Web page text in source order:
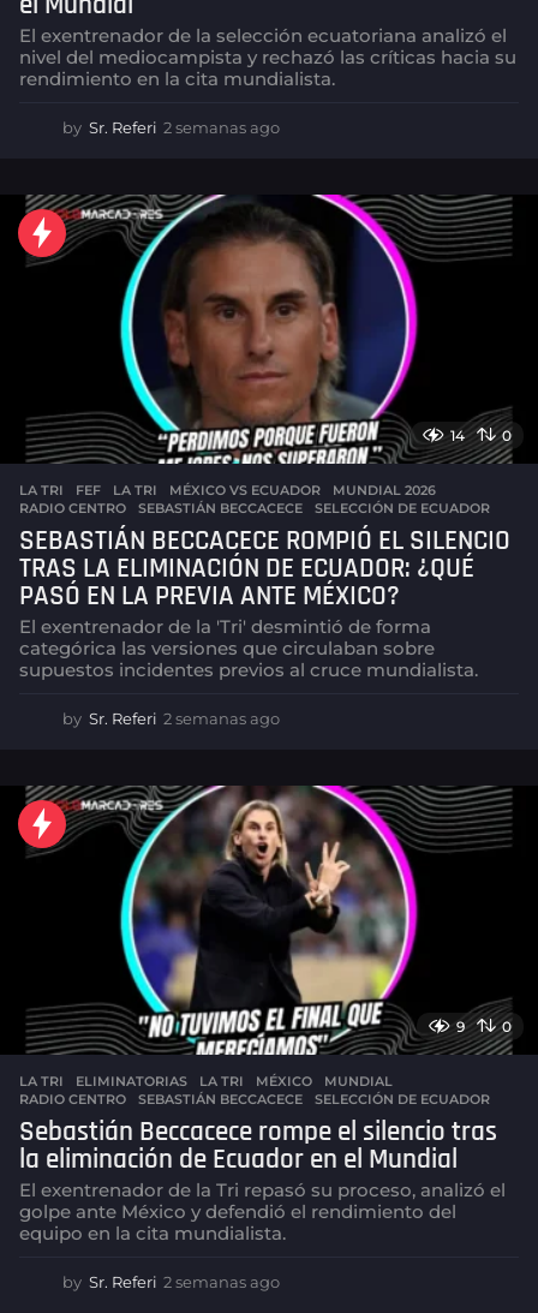
El exentrenador de la selección ecuatoriana analizó el
nivel del mediocampista y rechazó las críticas hacia su
rendimiento en la cita mundialista.
by Sr. Referi 2 semanas ago
a
n
s
a
g
14 0
LA TRI FEF ,LA TRI ,MÉXICO VS ECUADOR ,MUNDIAL 2026
RADIO CENTRO
,SEBASTIÁN BECCACECE ,SELECCIÓN DE ECUADOR
SEBASTIÁN BECCACECE ROMPIÓ EL SILENCIO
TRAS LA ELIMINACIÓN DE ECUADOR: ¿QUÉ
PASÓ EN LA PREVIA ANTE MÉXICO?
El exentrenador de la 'Tri' desmintió de forma
categórica las versiones que circulaban sobre
supuestos incidentes previos al cruce mundialista.
by Sr. Referi 2 semanas ago
m
a
n
a
s
o
9 0
LA TRI ELIMINATORIAS ,LA TRI ,MÉXICO ,MUNDIAL
RADIO CENTRO
,SEBASTIÁN BECCACECE ,SELECCIÓN DE ECUADOR
Sebastián Beccacece rompe el silencio tras
la eliminación de Ecuador en el Mundial
El exentrenador de la Tri repasó su proceso, analizó el
golpe ante México y defendió el rendimiento del
equipo en la cita mundialista.
by Sr. Referi 2 semanas ago